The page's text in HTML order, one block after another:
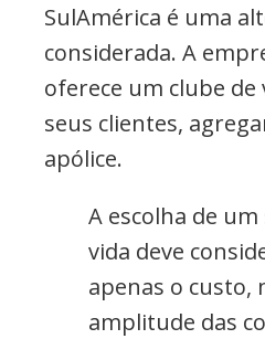
SulAmérica é uma
considerada. A
oferece um clube
seus clientes,
apólice.
A escolha de
vida deve
apenas o custo,
amplitude das